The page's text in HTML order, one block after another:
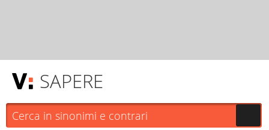
SAPERE